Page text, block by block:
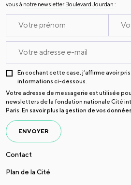
vous à notre newsletter Boulevard Jourdan :
En cochant cette case, j’affirme avoir
informations ci-dessous.
Votre adresse de messagerie est utilisée
newsletters de la fondation nationale Cité
Paris. En savoir plus la gestion de vos
ENVOYER
Contact
Plan de la Cité